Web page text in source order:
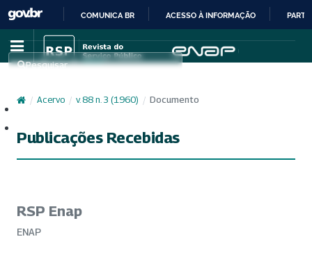
IR
PARA
CONTEÚDO
COMUNICA BR ACESSO À INFORMAÇÃO
Pesquisar
/ Acervo / v. 88 n. 3 (1960) / Documento
Publicações Recebidas
RSP Enap
ENAP